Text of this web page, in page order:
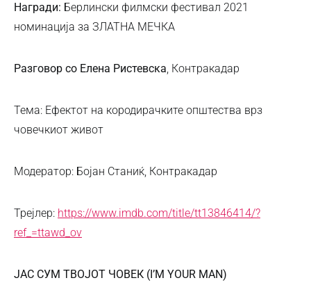
Награди: Берлински филмски фестивал 2021
номинација за ЗЛАТНА МЕЧКА
Разговор со Елена Ристевска, Контракадар
Тема: Ефектот на кородирачките општества врз
човечкиот живот
Модератор: Бојан Станиќ, Контракадар
Трејлер: https://www.imdb.com/title/tt13846414/?
ref_=ttawd_ov
ЈАС СУМ ТВОЈОТ ЧОВЕК (I’M YOUR MAN)